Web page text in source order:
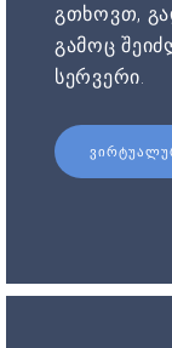
გთხოვთ,
გამოც
სერვერი.